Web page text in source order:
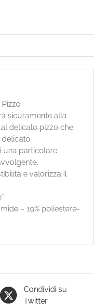
sicuramente alla
delicato pizzo che
una particolare
e valorizza il
– 19% poliestere-
Condividi su
Twitter